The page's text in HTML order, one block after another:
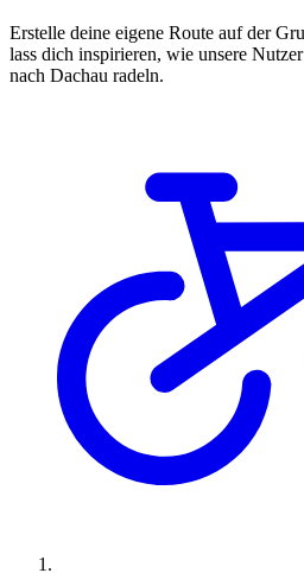
Erstelle deine eigene Route auf der
lass dich inspirieren, wie unsere
nach Dachau radeln.